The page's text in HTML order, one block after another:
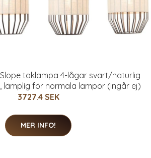
Slope taklampa 4-lågar svart/naturlig
lämplig för normala lampor (ingår ej)
3727.4 SEK
MER INFO!